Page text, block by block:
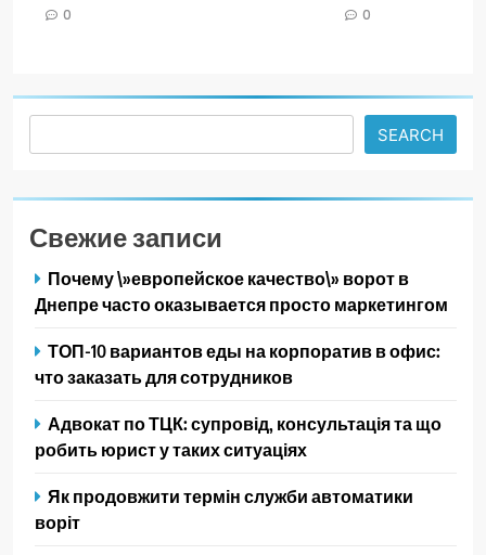
0 0
SEARCH
Свежие записи
Почему \»европейское качество\» ворот в
Днепре часто оказывается просто маркетингом
ТОП-10 вариантов еды на корпоратив в офис:
что заказать для сотрудников
Адвокат по ТЦК: супровід, консультація та що
робить юрист у таких ситуаціях
Як продовжити термін служби автоматики
воріт